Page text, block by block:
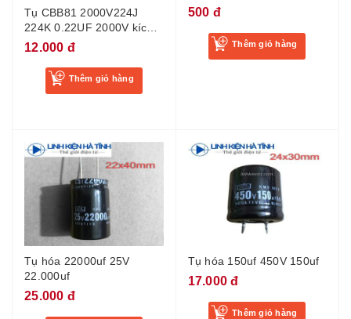
Tụ CBB81 2000V224J
224K 0.22UF 2000V kích
thước 24mm
12.000 đ
Thêm giỏ hàng
200V 7D201K -BF1
500 đ
Thêm giỏ hàng
Tụ hóa 22000uf 25V
22.000uf
25.000 đ
Tụ hóa 150uf 450V 150uf
17.000 đ
Thêm giỏ hàng